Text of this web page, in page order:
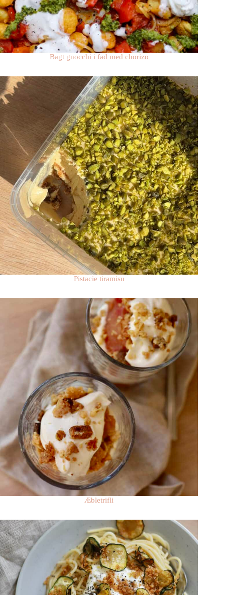
Bagt gnocchi i fad med chorizo
Pistacie tiramisu
Æbletrifli